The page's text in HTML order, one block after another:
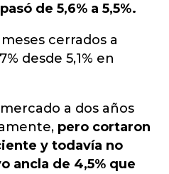
de 5,6% a 5,5%.
cerrados a
desde 5,1% en
a dos años
pero cortaron
y todavía no
ancla de 4,5% que